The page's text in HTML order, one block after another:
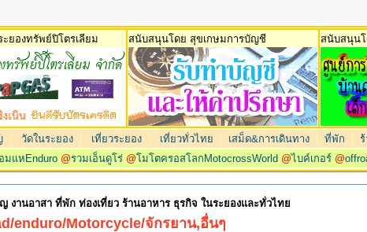
ยองทรัพย์ปิโตรเลียม สนับสนุนโดย สุขเกษมการบัญชี สนับสนุน
วัดในระยอง เที่ยวระยอง เที่ยวทั่วไทย เสม็ด&การเดินทาง |ที่พัก |
มแหEnduro @รวมเอ็นดูโร่ @โมโตครอสโลกMotocrossWorld @ไบค์เกอร์ @
งานอาสา ที่พัก ท่องเที่ยว ร้านอาหาร ธุรกิจ ในระยองและทั่วไทย
enduro/Motorcycle/จักรยาน,อื่นๆ